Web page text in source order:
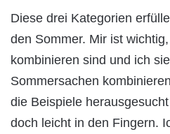
Diese drei Kategorien
den Sommer. Mir ist
kombinieren sind und ich
Sommersachen
die Beispiele
doch leicht in den Fingern.